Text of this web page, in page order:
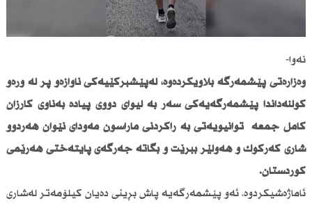
نەوا-
وەزارەتی پێشمەرگە بڵاویكردەوە، لەپێشبڕكێیەكی ناوازەو پڕ لە ورەو
كۆڵنەداندا پێشمەرگەیەكی سەر بە لیوای دووی پیادە بەناوی كارزان
كامل جمعە توانیویەتی بە راكردنی ماراسۆن مەودای نێوان هەردوو
شاری كەركوك و هەولێر ببڕێت و بگاتە جەرگەی پایتەختی هەرێمی
كوردستان.
ئاماژەشیكردوە، ئەو پێشمەرگەیە پاش بڕینی دەیان كیلۆمەتر لەشاری